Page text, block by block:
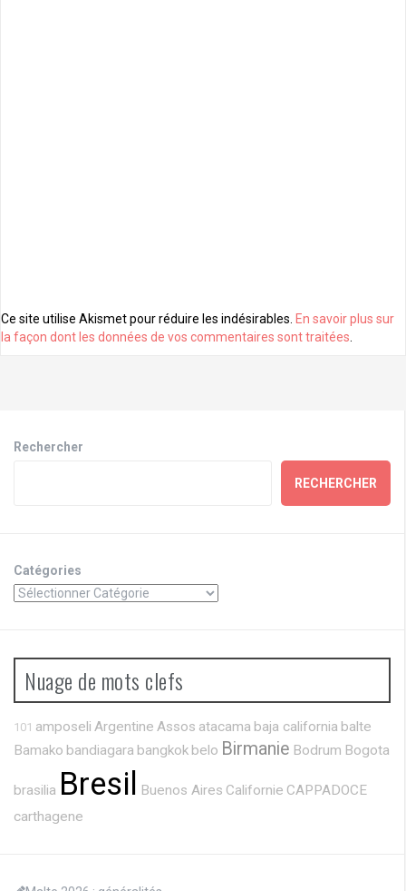
Ce site utilise Akismet pour réduire les indésirables. En savoir plus sur
la façon dont les données de vos commentaires sont traitées
Rechercher
RECHERCHER
Catégories
Nuage de mots clefs
101 amposeli Argentine Assos atacama baja california balte
Bamako bandiagara bangkok belo Birmanie Bodrum Bogota
brasilia Bresil Buenos Aires Californie CAPPADOCE
carthagene